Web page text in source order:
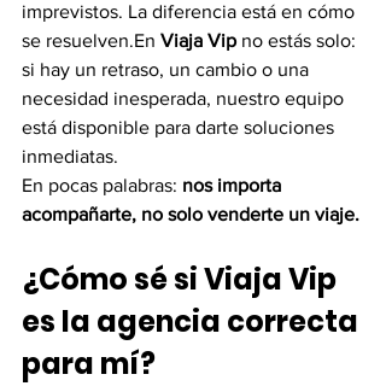
imprevistos. La diferencia está en cómo
se resuelven.En Viaja Vip no estás solo:
si hay un retraso, un cambio o una
necesidad inesperada, nuestro equipo
está disponible para darte soluciones
inmediatas.
En pocas palabras: nos importa
acompañarte, no solo venderte un viaje.
¿Cómo sé si Viaja Vip
es la agencia correcta
para mí?